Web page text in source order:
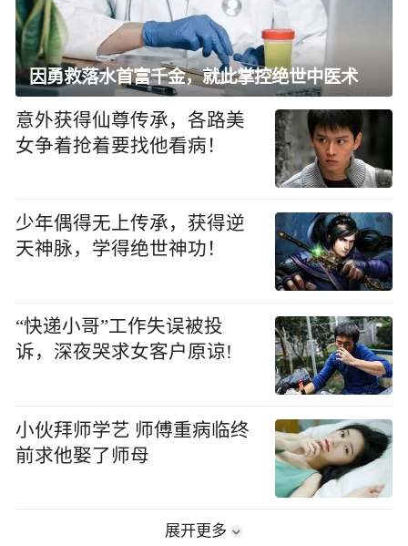
因勇救落水首富千金，就此掌控绝世中医术
意外获得仙尊传承，各路美
女争着抢着要找他看病！
少年偶得无上传承，获得逆
天神脉，学得绝世神功！
“快递小哥”工作失误被投
诉，深夜哭求女客户原谅!
小伙拜师学艺 师傅重病临终
前求他娶了师母
展开更多